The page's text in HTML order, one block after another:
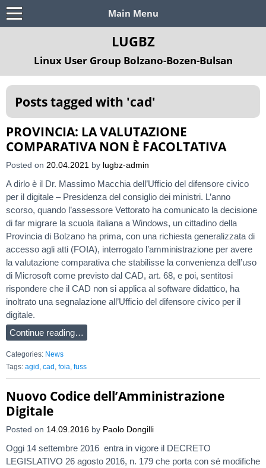
Main Menu
LUGBZ
Linux User Group Bolzano-Bozen-Bulsan
Posts tagged with 'cad'
PROVINCIA: LA VALUTAZIONE
COMPARATIVA NON È FACOLTATIVA
Posted on 20.04.2021 by lugbz-admin
A dirlo è il Dr. Massimo Macchia dell’Ufficio del difensore civico
per il digitale – Presidenza del consiglio dei ministri. L’anno
scorso, quando l’assessore Vettorato ha comunicato la decisione
di far migrare la scuola italiana a Windows, un cittadino della
Provincia di Bolzano ha prima, con una richiesta generalizzata di
accesso agli atti (FOIA), interrogato l’amministrazione per avere
la valutazione comparativa che stabilisse la convenienza dell’uso
di Microsoft come previsto dal CAD, art. 68, e poi, sentitosi
rispondere che il CAD non si applica al software didattico, ha
inoltrato una segnalazione all’Ufficio del difensore civico per il
digitale.
Continue reading…
Categories: News
Tags: agid , cad , foia, fuss
Nuovo Codice dell’Amministrazione
Digitale
Posted on 14.09.2016 by Paolo Dongilli
Oggi 14 settembre 2016 entra in vigore il DECRETO
LEGISLATIVO 26 agosto 2016, n. 179 che porta con sé modifiche